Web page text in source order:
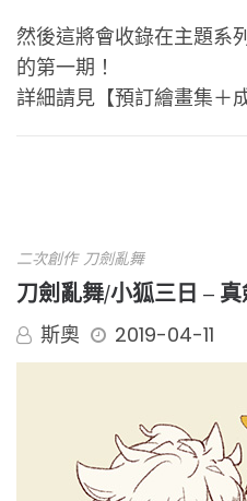
然後這將會收錄在主題系
的第一期！
詳細請見【預訂繪畫集＋
二次創作 刀劍亂舞
刀劍亂舞/小狐三日 –
斯奧 2019-04-11